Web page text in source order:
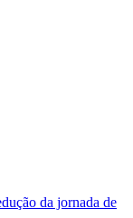
da jornada de